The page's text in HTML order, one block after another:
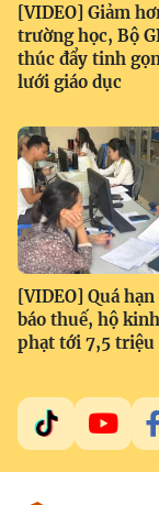
[VIDEO] Giảm
trường học, Bộ
thúc đẩy tinh
lưới giáo dục
[VIDEO] Quá
báo thuế, hộ
phạt tới 7,5 triệu